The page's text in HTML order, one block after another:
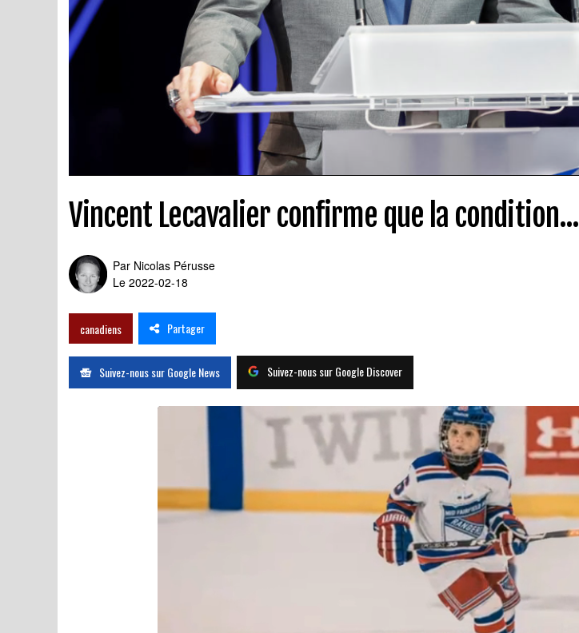
Vincent Lecavalier confirme que la condition...
Par Nicolas Pérusse
Le 2022-02-18
canadiens Partager
Suivez-nous sur Google News Suivez-nous sur Google Discover